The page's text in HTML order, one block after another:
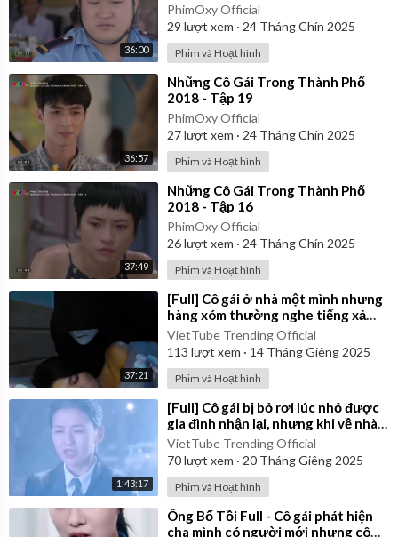
36:00
PhimOxy Official
29 lượt xem · 24 Tháng Chín 2025
Phim và Hoạt hình
36:57
⁣Những Cô Gái Trong Thành Phố
2018 - Tập 19
PhimOxy Official
27lượt xem · 24 Tháng Chín 2025
Phim và Hoạt hình
37:49
⁣Những Cô Gái Trong Thành Phố
2018 - Tập 16
PhimOxy Official
26lượt xem · 24 Tháng Chín 2025
Phim và Hoạt hình
37:21
⁣[Full] Cô gái ở nhà một mình nhưng
hàng xóm thường nghe tiếng xả
nước ở nhà cô lúc 1 giờ khuya
VietTube Trending Official
113 lượt xem · 14 Tháng Giêng 2025
Phim và Hoạt hình
1:43:17
⁣[Full] Cô gái bị bỏ rơi lúc nhỏ được
gia đình nhận lại, nhưng khi về nhà
thì bị đối xử tệ bạc
VietTube Trending Official
70lượt xem · 20 Tháng Giêng 2025
Phim và Hoạt hình
⁣Ông Bố Tồi Full - Cô gái phát hiện
cha mình có người mới nhưng cô